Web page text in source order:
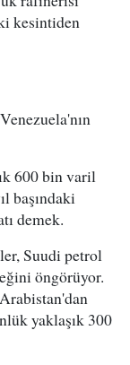
kesintiden
600 bin varil
başındaki
demek.
Suudi petrol
öngörüyor.
yaklaşık 300